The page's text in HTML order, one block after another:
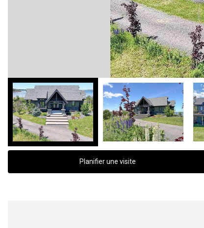
Planifier une visite